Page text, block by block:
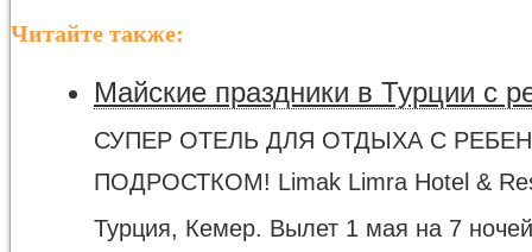
Читайте также:
Майские праздники в Турции с
СУПЕР ОТЕЛЬ ДЛЯ ОТДЫХА С
ПОДРОСТКОМ! Limak Limra Hotel &
Турция, Кемер. Вылет 1 мая на 7